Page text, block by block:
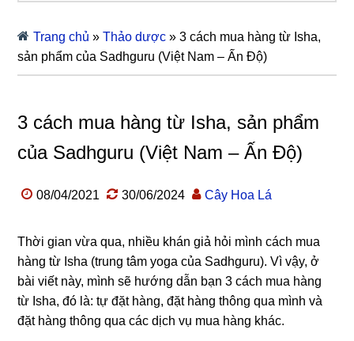
Trang chủ »Thảo dược »3 cách mua hàng từ Isha,
sản phẩm của Sadhguru (Việt Nam – Ấn Độ)
3 cách mua hàng từ Isha, sản phẩm
của Sadhguru (Việt Nam – Ấn Độ)
08/04/2021 30/06/2024 Cây Hoa Lá
Thời gian vừa qua, nhiều khán giả hỏi mình cách mua
hàng từ Isha (trung tâm yoga của Sadhguru). Vì vậy, ở
bài viết này, mình sẽ hướng dẫn bạn 3 cách mua hàng
từ Isha, đó là: tự đặt hàng, đặt hàng thông qua mình và
đặt hàng thông qua các dịch vụ mua hàng khác.